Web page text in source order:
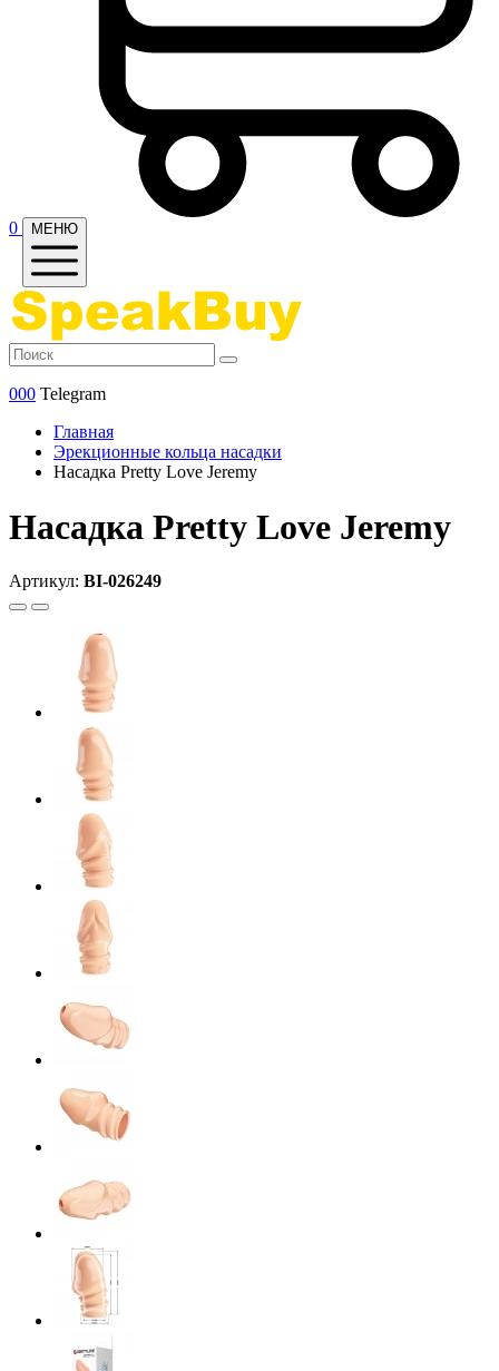
0 МЕНЮ
000 Telegram
Главная
Эрекционные кольца насадки
Насадка Pretty Love Jeremy
Насадка Pretty Love Jeremy
Артикул: BI-026249